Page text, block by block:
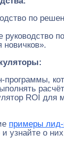
по
руководство
программы,
ROI для
примеры лид-
узнайте о